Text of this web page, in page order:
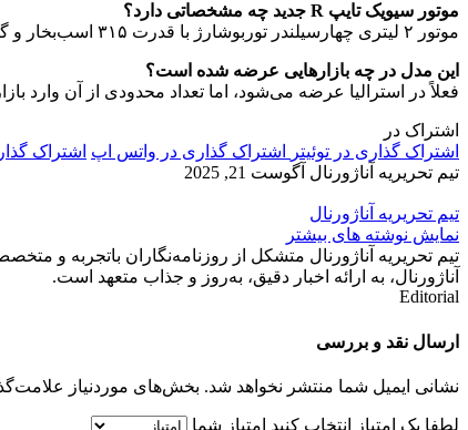
موتور سیویک تایپ R جدید چه مشخصاتی دارد؟
موتور ۲ لیتری چهارسیلندر توربوشارژ با قدرت ۳۱۵ اسب‌بخار و گشتاور ۴۲۰ نیوتن‌متر.
این مدل در چه بازارهایی عرضه شده است؟
فعلاً در استرالیا عرضه می‌شود، اما تعداد محدودی از آن وارد
اشتراک در
اشتراک گذاری در توئیتر
اشتراک گذاری در واتس اپ اشتراک
تیم تحریریه آناژورنال آگوست 21, 2025
تیم تحریریه آناژورنال
نمایش نوشته های بیشتر
تیم تحریریه آناژورنال متشکل از روزنامه‌نگاران باتجربه و
آناژورنال، به ارائه اخبار دقیق، به‌روز و جذاب متعهد است.
Editorial
ارسال نقد و بررسی
نشانی ایمیل شما منتشر نخواهد شد. بخش‌های موردنیاز
لطفا یک امتیاز انتخاب کنید امتیاز شما